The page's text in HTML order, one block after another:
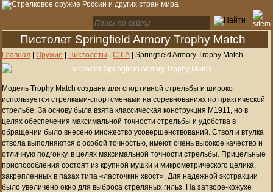
Пистолет Springfield Armory Trophy Match
Главная Оружие Пистолеты США Springfield Armory Trophy Match
Модель Trophy Match создана для спортивной стрельбы и широко
используется стрелками-спортсменами на соревнованиях по практической
стрельбе. За основу была взята классическая конструкция M1911, но в
целях обеспечения максимальной точности стрельбы и удобства в
обращении было внесено множество усовершенствований. Ствол и втулка
ствола выполняются с особой точностью, имеют очень высокое качество и
отличную подгонку, в целях максимальной точности стрельбы. Прицельные
приспособления состоят из крупной мушки и микрометрического целика,
закрепленных в пазах типа «ласточкин хвост». Для надежной экстракции
было увеличено окно для выброса стреляных гильз. На затворе-кожухе